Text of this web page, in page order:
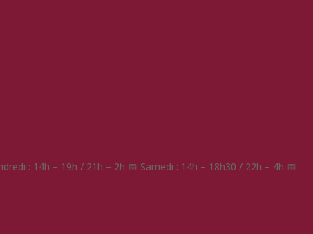
: 14h – 19h / 21h – 2h 📅 Samedi : 14h – 18h30 / 22h – 4h 📅